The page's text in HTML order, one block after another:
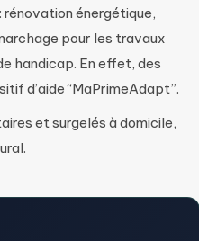
énergétique,
pour les travaux
handicap. En effet, des
d’aide “MaPrimeAdapt”.
et surgelés à domicile,